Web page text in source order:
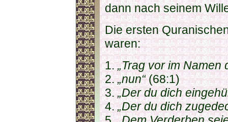
dann nach seinem
Die ersten
waren:
1.„Trag vor im Namen
2.„nun“(68:1)
3.„Der du dich
4.„Der du dich